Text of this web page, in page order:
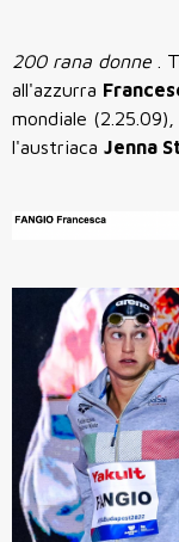
200 rana donne
.
all'azzurra
mondiale
l'austriaca Jenna